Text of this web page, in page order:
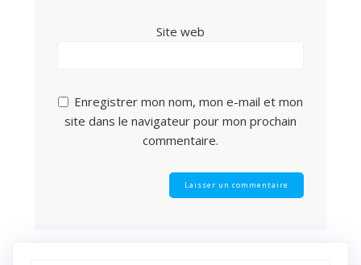
Site web
Enregistrer mon nom, mon e-mail et mon
site dans le navigateur pour mon prochain
commentaire.